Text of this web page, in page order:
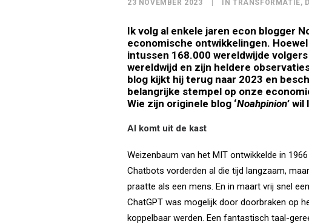
23 NOVEMBER 2023 INTRANSFORMATIE,
Ik volg al enkele jaren econ blogger
economische ontwikkelingen.
intussen 168.000 wereldwijde
wereldwijd en zijn heldere
blog kijkt hij terug naar 2023 en
belangrijke stempel op onze
Wie zijn originele blog ‘Noahpinion’ wil
AI komt uit de kast
Weizenbaum van het MIT ontwikkelde in
Chatbots vorderden al die tijd langzaam,
praatte als een mens. En in maart vrij snel
ChatGPT was mogelijk door doorbraken op
koppelbaar werden. Een fantastisch taal-